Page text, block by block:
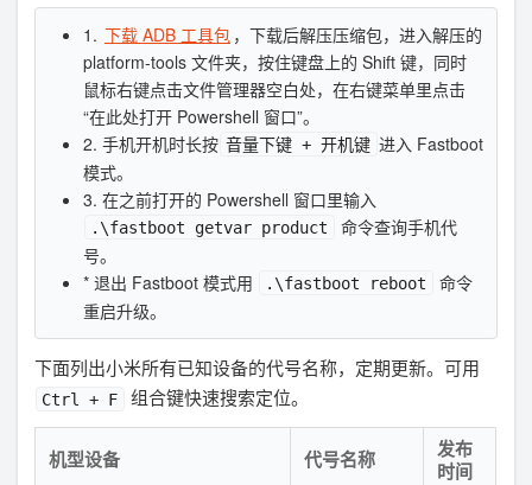
1. 下载 ADB 工具包 ，下载后解压压缩包，进入解压的
platform-tools 文件夹，按住键盘上的 Shift 键，同时
鼠标右键点击文件管理器空白处，在右键菜单里点击
“在此处打开 Powershell 窗口”。
2. 手机开机时长按 音量下键 + 开机键 进入 Fastboot
模式。
3. 在之前打开的 Powershell 窗口里输入
.\fastboot getvar product
命令查询手机代
号。
* 退出 Fastboot 模式用
.\fastboot reboot
命令
重启升级。
下面列出小米所有已知设备的代号名称，定期更新。可用
Ctrl + F 组合键快速搜索定位。
机型设备 代号名称
发布
时间